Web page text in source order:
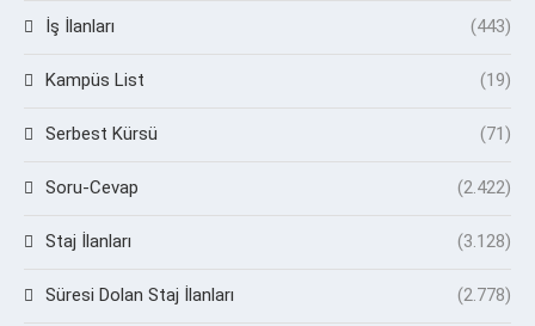
İş İlanları (443)
Kampüs List (19)
Serbest Kürsü (71)
Soru-Cevap (2.422)
Staj İlanları (3.128)
Süresi Dolan Staj İlanları (2.778)